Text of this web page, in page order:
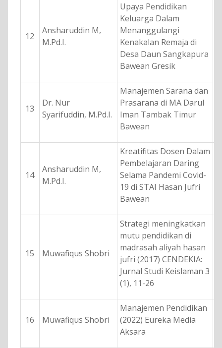
12
Ansharuddin M,
M.Pd.I.
Upaya Pendidikan
Keluarga Dalam
Menanggulangi
Kenakalan Remaja di
Desa Daun Sangkapura
Bawean Gresik
13
Dr. Nur
Syarifuddin, M.Pd.I.
Manajemen Sarana dan
Prasarana di MA Darul
Iman Tambak Timur
Bawean
14
Ansharuddin M,
M.Pd.I.
Kreatifitas Dosen Dalam
Pembelajaran Daring
Selama Pandemi Covid-
19 di STAI Hasan Jufri
Bawean
15 Muwafiqus Shobri
Strategi meningkatkan
mutu pendidikan di
madrasah aliyah hasan
jufri (2017) CENDEKIA:
Jurnal Studi Keislaman 3
(1), 11-26
16 Muwafiqus Shobri
Manajemen Pendidikan
(2022) Eureka Media
Aksara